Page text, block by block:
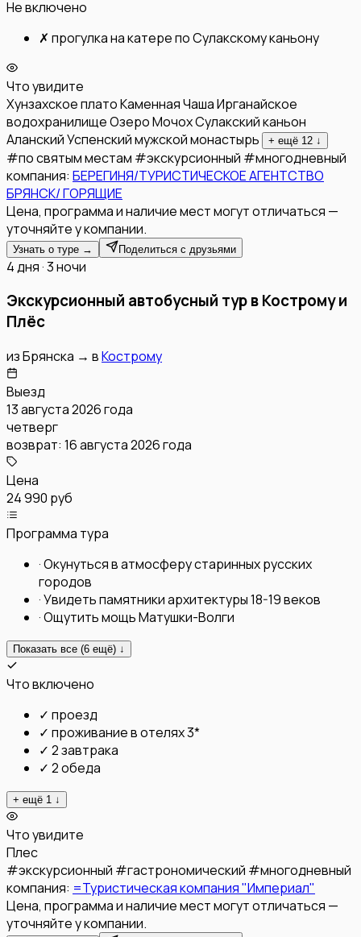
Не включено
✗ прогулка на катере по Сулакскому каньону
Что увидите
Хунзахское платоКаменная ЧашаИрганайское
водохранилищеОзеро МочохСулакский каньон
Аланский Успенский мужской монастырь
+ ещё 12 ↓
#по святым местам #экскурсионный #многодневный
компания: БЕРЕГИНЯ/ТУРИСТИЧЕСКОЕ АГЕНТСТВО
БРЯНСК/ ГОРЯЩИЕ
Цена, программа и наличие мест могут отличаться —
уточняйте у компании.
Узнать о туре → Поделиться с друзьями
4 дня · 3 ночи
Экскурсионный автобусный тур в Кострому и
Плёс
изБрянска → вКострому
Выезд
13 августа 2026 года
четверг
возврат: 16 августа 2026 года
Цена
24 990 руб
Программа тура
·Окунуться в атмосферу старинных русских
городов
·Увидеть памятники архитектуры 18-19 веков
·Ощутить мощь Матушки-Волги
Показать все (6 ещё) ↓
Что включено
✓ проезд
✓ проживание в отелях 3*
✓ 2 завтрака
✓ 2 обеда
+ ещё 1 ↓
Что увидите
Плес
#экскурсионный #гастрономический #многодневный
компания: =Туристическая компания "Империал"
Цена, программа и наличие мест могут отличаться —
уточняйте у компании.